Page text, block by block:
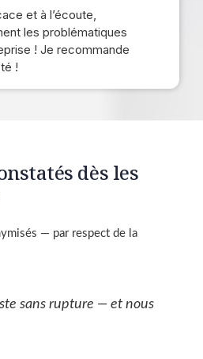
et à l’écoute,
les problématiques
! Je recommande
!
dès les
— par respect de la
sans rupture — et nous